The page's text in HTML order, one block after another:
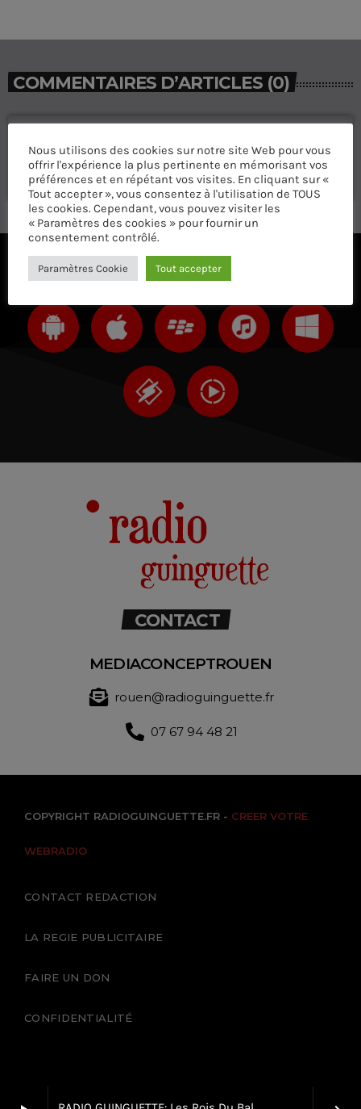
COMMENTAIRES D’ARTICLES (0)
Vous devez être connecté pour ajouter un commentaire.
Connectez-vous maintenant
ÉCOUTEZ AVEC VOTRE APP ET SUR LE
CONTACT
MEDIACONCEPTROUEN
rouen@radioguinguette.fr
07 67 94 48 21
COPYRIGHT RADIOGUINGUETTE.FR - CREER VOTRE
WEBRADIO
CONTACT REDACTION
LA REGIE PUBLICITAIRE
FAIRE UN DON
CONFIDENTIALITÉ
Nous utilisons des cookies sur notre site Web pour vous
offrir l'expérience la plus pertinente en mémorisant vos
préférences et en répétant vos visites. En cliquant sur «
Tout accepter », vous consentez à l'utilisation de TOUS
les cookies. Cependant, vous pouvez visiter les
« Paramètres des cookies » pour fournir un
consentement contrôlé.
Paramètres Cookie Tout accepter